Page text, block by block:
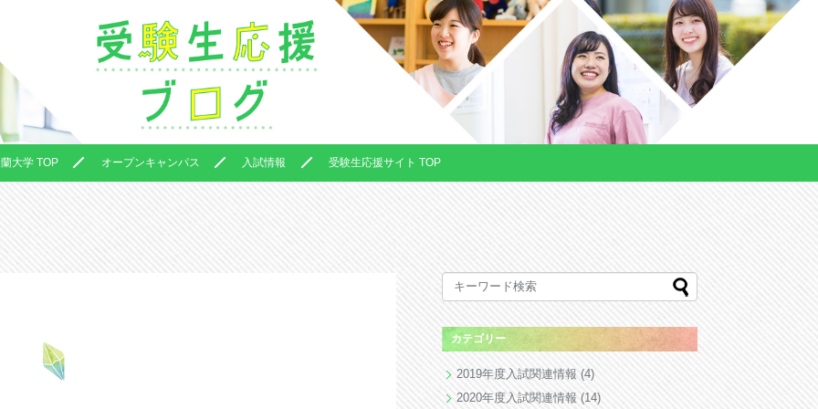
大学 TOP オープンキャンパス 入試情報 受験生応援サイト TOP
カテゴリー
2019年度入試関連情報 (4)
2020年度入試関連情報 (14)